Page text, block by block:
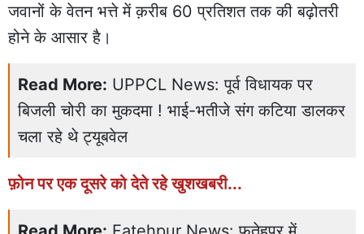
जवानों के वेतन भत्ते में क़रीब 60 प्रतिशत तक की बढ़ोतरी
होने के आसार है।
Read More: UPPCL News: पूर्व विधायक पर
बिजली चोरी का मुकदमा ! भाई-भतीजे संग कटिया डालकर
चला रहे थे ट्यूबवेल
फ़ोन पर एक दूसरे को देते रहे खुशखबरी...